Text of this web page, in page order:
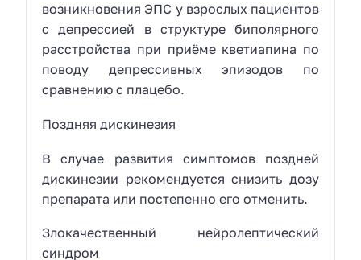
возникновения ЭПС у взрослых пациентов
с депрессией в структуре биполярного
расстройства при приёме кветиапина по
поводу депрессивных эпизодов по
сравнению с плацебо.
Поздняя дискинезия
В случае развития симптомов поздней
дискинезии рекомендуется снизить дозу
препарата или постепенно его отменить.
Злокачественный нейролептический
синдром